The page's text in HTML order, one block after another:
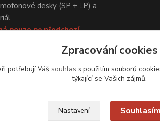
desky (SP + LP) a
pouze po předchozí
Upravit sběr cookies.
Zpracování cookies
potřebují Váš souhlas s použitím souborů
týkající se Vašich zájmů.
Nastavení Souhlasím